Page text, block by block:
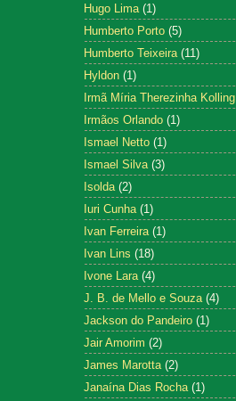
Hugo Lima (1)
Humberto Porto (5)
Humberto Teixeira (11)
Hyldon (1)
Irmã Míria Therezinha Kolling
Irmãos Orlando (1)
Ismael Netto (1)
Ismael Silva (3)
Isolda (2)
Iuri Cunha (1)
Ivan Ferreira (1)
Ivan Lins (18)
Ivone Lara (4)
J. B. de Mello e Souza (4)
Jackson do Pandeiro (1)
Jair Amorim (2)
James Marotta (2)
Janaína Dias Rocha (1)